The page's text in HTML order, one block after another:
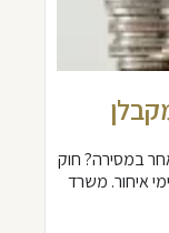
במסירה? חוק
המכר קובע פיצוי כספי אוטומטי לאחר 60 ימי איחור. משרד